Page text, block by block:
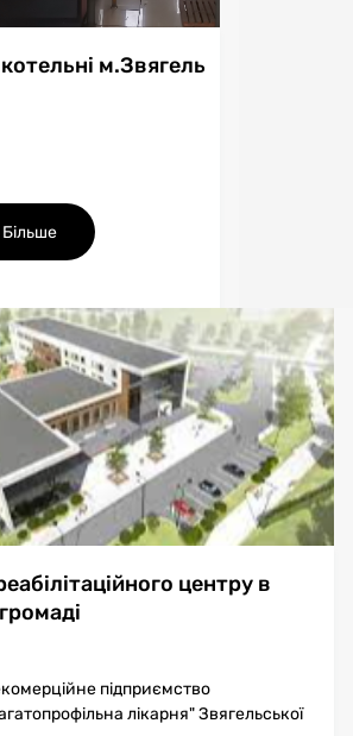
м.Звягель
Більше
центру в
підприємство
лікарня" Звягельської